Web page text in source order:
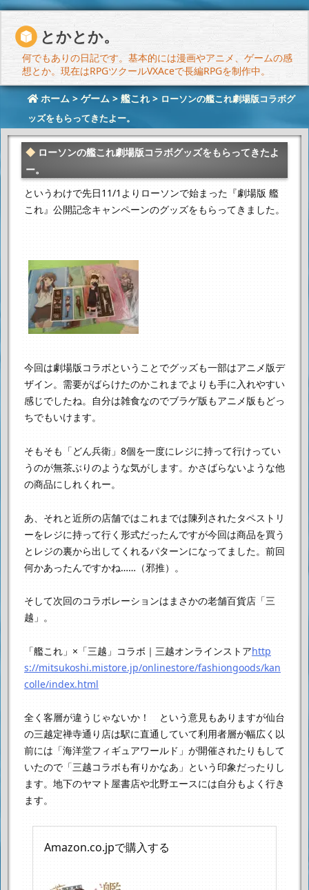
とかとか。
何でもありの日記です。基本的には漫画やアニメ、ゲームの感
想とか。現在はRPGツクールVXAceで長編RPGを制作中。
ホーム > ゲーム > 艦これ > ローソンの艦これ劇場版コラボグ
ッズをもらってきたよー。
ローソンの艦これ劇場版コラボグッズをもらってきたよ
ー。
というわけで先日11/1よりローソンで始まった 『劇場版 艦
これ』公開記念キャンペーンのグッズをもらってきました。
今回は劇場版コラボということでグッズも一部はアニメ版デ
ザイン。 需要がばらけたのかこれまでよりも手に入れやすい
感じでしたね。 自分は雑食なのでブラゲ版もアニメ版もどっ
ちでもいけます。
そもそも「どん兵衛」8個を一度にレジに持って行けってい
うのが無茶ぶりのような気がします。 かさばらないような他
の商品にしれくれー。
あ、それと近所の店舗ではこれまでは陳列されたタペストリ
ーをレジに持って行く形式だったんですが今回は商品を買う
とレジの裏から出してくれるパターンになってました。 前回
何かあったんですかね……（邪推）。
そして次回のコラボレーションはまさかの老舗百貨店「三
越」。
「艦これ」×「三越」コラボ｜三越オンラインストアhttp
s://mitsukoshi.mistore.jp/onlinestore/fashiongoods/kan
colle/index.html
全く客層が違うじゃないか！ という意見もありますが仙台
の三越定禅寺通り店は駅に直通していて利用者層が幅広く 以
前には「海洋堂フィギュアワールド」が開催されたりもして
いたので 「三越コラボも有りかなあ」という印象だったりし
ます。 地下のヤマト屋書店や北野エースには自分もよく行き
ます。
Amazon.co.jpで購入する